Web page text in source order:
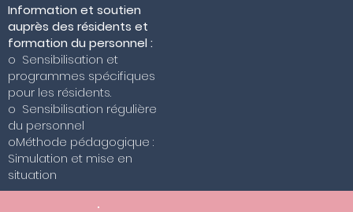
Information et soutien
auprès des résidents et
formation du personnel :
o Sensibilisation et
programmes spécifiques
pour les résidents.
o Sensibilisation régulière
du personnel
oMéthode pédagogique :
Simulation et mise en
situation